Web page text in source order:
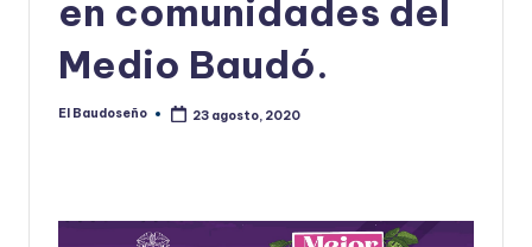
en comunidades del
Medio Baudó.
Publicado
El Baudoseño 23 agosto, 2020